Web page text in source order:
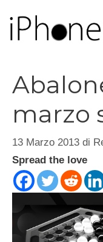
contenuto
marzo
13 Marzo 2013 di
Spread the love